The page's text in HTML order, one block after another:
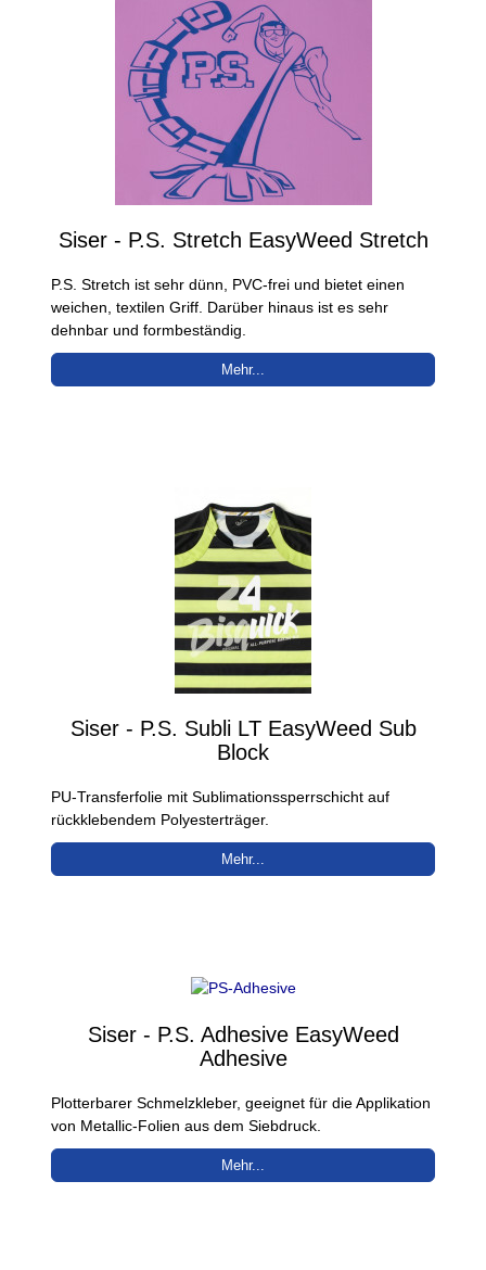
Siser - P.S. Stretch EasyWeed Stretch
P.S. Stretch ist sehr dünn, PVC-frei und bietet einen
weichen, textilen Griff. Darüber hinaus ist es sehr
dehnbar und formbeständig.
Mehr...
Siser - P.S. Subli LT EasyWeed Sub
Block
PU-Transferfolie mit Sublimationssperrschicht auf
rückklebendem Polyesterträger.
Mehr...
Siser - P.S. Adhesive EasyWeed
Adhesive
Plotterbarer Schmelzkleber, geeignet für die Applikation
von Metallic-Folien aus dem Siebdruck.
Mehr...